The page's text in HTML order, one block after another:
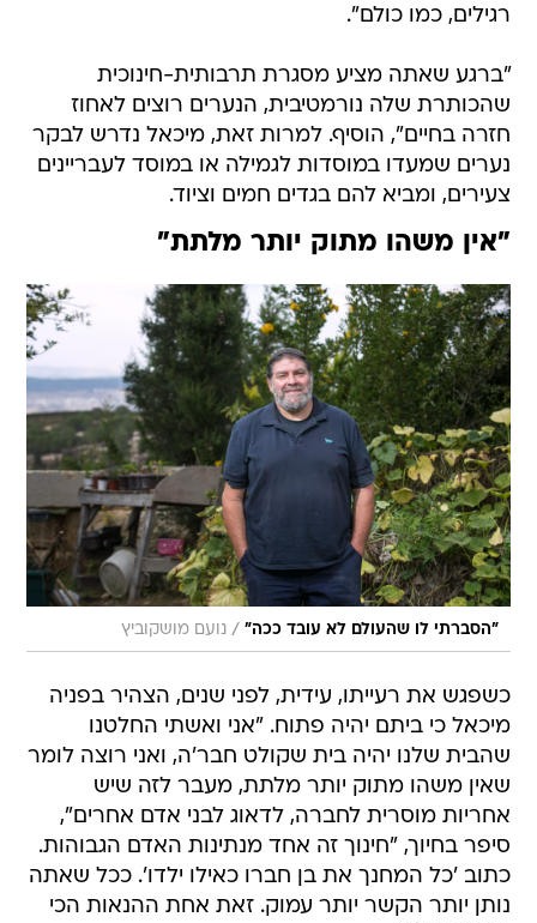
רגילים, כמו כולם".
"ברגע שאתה מציע מסגרת תרבותית-חינוכית
שהכותרת שלה נורמטיבית, הנערים רוצים לאחוז
חזרה בחיים", הוסיף. למרות זאת, מיכאל נדרש לבקר
נערים שמעדו במוסדות לגמילה או במוסד לעבריינים
צעירים, ומביא להם בגדים חמים וציוד.
"אין משהו מתוק יותר מלתת"
"הסברתי לו שהעולם לא עובד ככה" / נועם מושקוביץ
כשפגש את רעייתו, עידית, לפני שנים, הצהיר בפניה
מיכאל כי ביתם יהיה פתוח. "אני ואשתי החלטנו
שהבית שלנו יהיה בית שקולט חבר'ה, ואני רוצה לומר
שאין משהו מתוק יותר מלתת, מעבר לזה שיש
אחריות מוסרית לחברה, לדאוג לבני אדם אחרים",
סיפר בחיוך, "חינוך זה אחד מנתינות האדם הגבוהות.
כתוב 'כל המחנך את בן חברו כאילו ילדו'. ככל שאתה
נותן יותר הקשר יותר עמוק. זאת אחת ההנאות הכי